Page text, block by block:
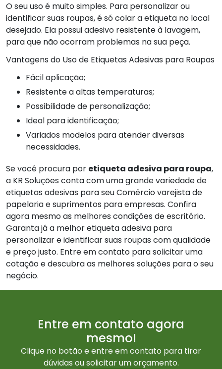
O seu uso é muito simples. Para personalizar ou
identificar suas roupas, é só colar a etiqueta no local
desejado. Ela possui adesivo resistente à lavagem,
para que não ocorram problemas na sua peça.
Vantagens do Uso de Etiquetas Adesivas para Roupas
Fácil aplicação;
Resistente a altas temperaturas;
Possibilidade de personalização;
Ideal para identificação;
Variados modelos para atender diversas
necessidades.
Se você procura por etiqueta adesiva para roupa,
a KR Soluções conta com uma grande variedade de
etiquetas adesivas para seu Comércio varejista de
papelaria e suprimentos para empresas. Confira
agora mesmo as melhores condições de escritório.
Garanta já a melhor etiqueta adesiva para
personalizar e identificar suas roupas com qualidade
e preço justo. Entre em contato para solicitar uma
cotação e descubra as melhores soluções para o seu
negócio.
Entre em contato agora
mesmo!
Clique no botão e entre em contato para tirar
dúvidas ou solicitar um orçamento.